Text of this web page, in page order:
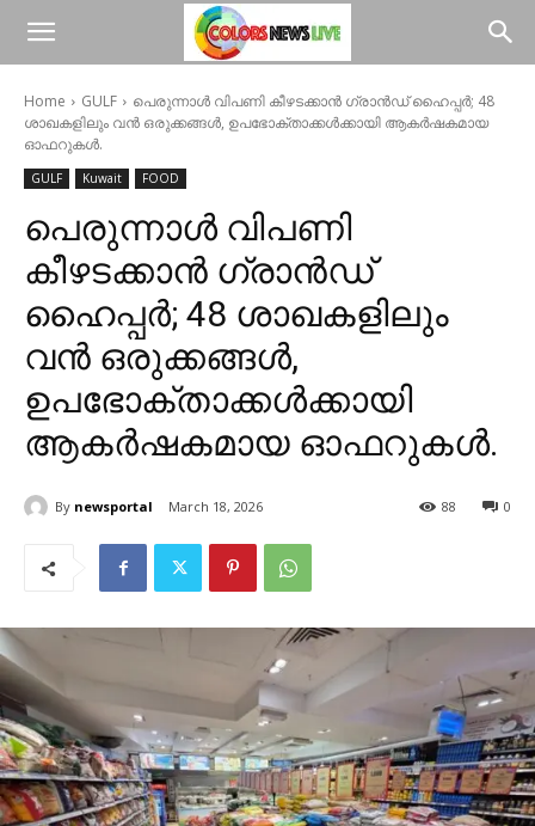
Home GULF
പെരുന്നാൾ വിപണി കീഴടക്കാൻ ഗ്രാൻഡ് ഹൈപ്പർ; 48
ശാഖകളിലും വൻ ഒരുക്കങ്ങൾ, ഉപഭോക്താക്കൾക്കായി ആകർഷകമായ
ഓഫറുകൾ.
GULF Kuwait FOOD
പെരുന്നാൾ വിപണി
കീഴടക്കാൻ ഗ്രാൻഡ്
ഹൈപ്പർ; 48 ശാഖകളിലും
വൻ ഒരുക്കങ്ങൾ,
ഉപഭോക്താക്കൾക്കായി
ആകർഷകമായ ഓഫറുകൾ.
By newsportal March 18, 2026 0
88